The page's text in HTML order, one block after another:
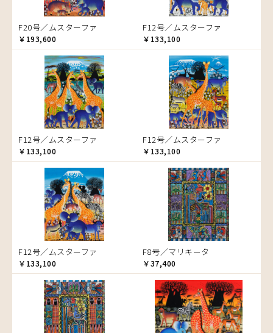
キリマンジャロ
孔雀
サイ
魚の群れ
桜
サル
シマウマ
ゾウ
タンザニア
タンザニアの女性
チーター
蝶
チンパンジー
動物たち
鳥
トカゲ
トンボ
日常
ニワトリ
バオバブの木
バッファロー
F20号／ムスターファ
￥193,600
F12号／ムスターファ
￥133,100
F12号／ムスターファ
￥133,100
F12号／ムスターファ
￥133,100
F12号／ムスターファ
￥133,100
F8号／マリキータ
￥37,400